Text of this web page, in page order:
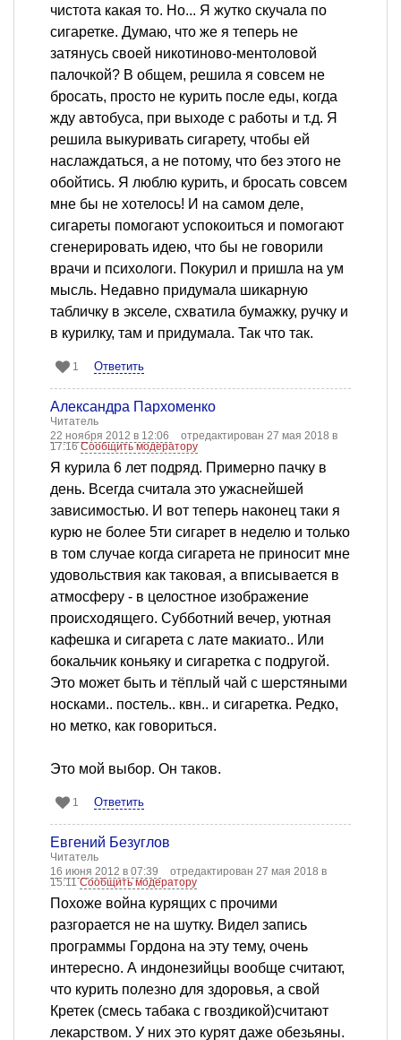
чистота какая то. Но... Я жутко скучала по
сигаретке. Думаю, что же я теперь не
затянусь своей никотиново-ментоловой
палочкой? В общем, решила я совсем не
бросать, просто не курить после еды, когда
жду автобуса, при выходе с работы и т.д. Я
решила выкуривать сигарету, чтобы ей
наслаждаться, а не потому, что без этого не
обойтись. Я люблю курить, и бросать совсем
мне бы не хотелось! И на самом деле,
сигареты помогают успокоиться и помогают
сгенерировать идею, что бы не говорили
врачи и психологи. Покурил и пришла на ум
мысль. Недавно придумала шикарную
табличку в экселе, схватила бумажку, ручку и
в курилку, там и придумала. Так что так.
1 Ответить
Александра Пархоменко
Читатель
22 ноября 2012 в 12:06
отредактирован 27 мая 2018 в
17:16Сообщить модератору
Я курила 6 лет подряд. Примерно пачку в
день. Всегда считала это ужаснейшей
зависимостью. И вот теперь наконец таки я
курю не более 5ти сигарет в неделю и только
в том случае когда сигарета не приносит мне
удовольствия как таковая, а вписывается в
атмосферу - в целостное изображение
происходящего. Субботний вечер, уютная
кафешка и сигарета с лате макиато.. Или
бокальчик коньяку и сигаретка с подругой.
Это может быть и тёплый чай с шерстяными
носками.. постель.. квн.. и сигаретка. Редко,
но метко, как говориться.
Это мой выбор. Он таков.
1 Ответить
Евгений Безуглов
Читатель
16 июня 2012 в 07:39
отредактирован 27 мая 2018 в
15:11Сообщить модератору
Похоже война курящих с прочими
разгорается не на шутку. Видел запись
программы Гордона на эту тему, очень
интересно. А индонезийцы вообще считают,
что курить полезно для здоровья, а свой
Кретек (смесь табака с гвоздикой)считают
лекарством. У них это курят даже обезьяны.